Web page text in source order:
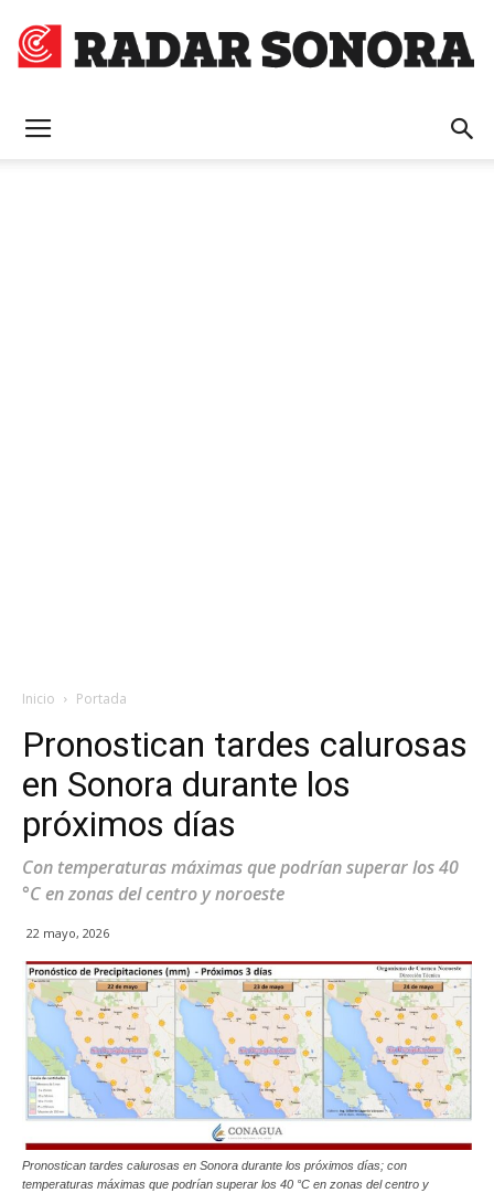
Inicio Portada
Pronostican tardes calurosas
en Sonora durante los
próximos días
Con temperaturas máximas que podrían superar los 40
°C en zonas del centro y noroeste
22 mayo, 2026
Pronostican tardes calurosas en Sonora durante los próximos días; con
temperaturas máximas que podrían superar los 40 °C en zonas del centro y